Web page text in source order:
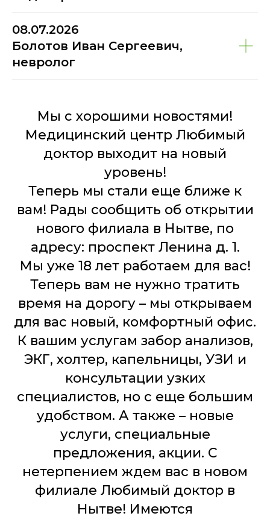
08.07.2026
Болотов Иван Сергеевич,
невролог
Мы с хорошими новостями!
Медицинский центр Любимый
доктор выходит на новый
уровень!
Теперь мы стали еще ближе к
вам! Рады сообщить об открытии
нового филиала в Нытве, по
адресу: проспект Ленина д. 1.
Мы уже 18 лет работаем для вас!
Теперь вам не нужно тратить
время на дорогу – мы открываем
для вас новый, комфортный офис.
К вашим услугам забор анализов,
ЭКГ, холтер, капельницы, УЗИ и
консультации узких
специалистов, но с еще большим
удобством. А также – новые
услуги, специальные
предложения, акции. С
нетерпением ждем вас в новом
филиале Любимый доктор в
Нытве! Имеются